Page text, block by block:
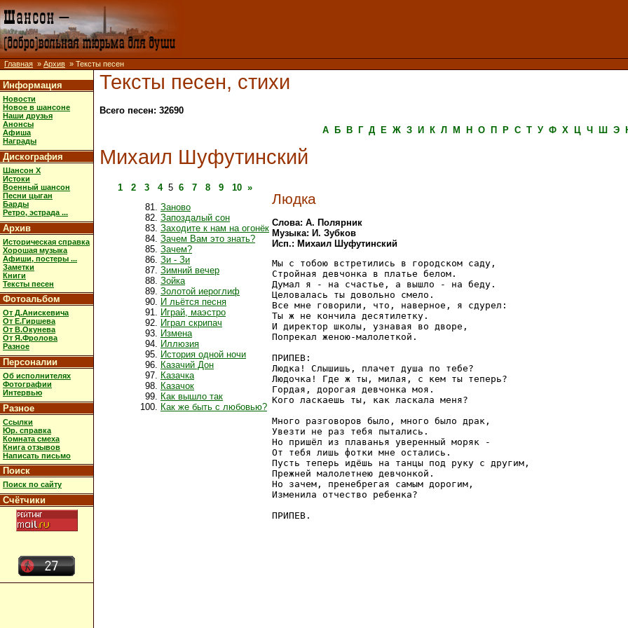
Главная » Архив » Тексты песен
Информация
Новости
Новое в шансоне
Наши друзья
Анонсы
Афиша
Награды
Дискография
Шансон X
Истоки
Военный шансон
Песни цыган
Барды
Ретро, эстрада ...
Архив
Историческая справка
Хорошая музыка
Афиши, постеры ...
Заметки
Книги
Тексты песен
Фотоальбом
От Д.Анискевича
От Е.Гиршева
От В.Окунева
От Я.Фролова
Разное
Персоналии
Об исполнителях
Фотографии
Интервью
Разное
Ссылки
Юр. справка
Комната смеха
Книга отзывов
Написать письмо
Поиск
Поиск по сайту
Счётчики
Тексты песен, стихи
Всего песен: 32690
А
Б В Г Д Е Ж З И К Л М Н О П Р С Т У Ф Х Ц Ч Ш Э
Михаил Шуфутинский
1 2 3 45 6 7 8 9 10 »
Заново
Запоздалый сон
Заходите к нам на огонёк
Зачем Вам это знать?
Зачем?
Зи - Зи
Зимний вечер
Зойка
Золотой иероглиф
И льётся песня
Играй, маэстро
Играл скрипач
Измена
Иллюзия
История одной ночи
Казачий Дон
Казачка
Казачок
Как вышло так
Как же быть с любовью?
Людка
Слова: А. Полярник
Музыка: И. Зубков
Исп.: Михаил Шуфутинский
Мы с тобою встретились в городском саду,
Стройная девчонка в платье белом.
Думал я - на счастье, а вышло - на беду.
Целовалась ты довольно смело.
Все мне говорили, что, наверное, я сдурел:
Ты ж не кончила десятилетку.
И директор школы, узнавая во дворе,
Попрекал женою-малолеткой.
ПРИПЕВ:
Людка! Слышишь, плачет душа по тебе?
Людочка! Где ж ты, милая, с кем ты теперь?
Гордая, дорогая девчонка моя.
Кого ласкаешь ты, как ласкала меня?
Много разговоров было, много было драк,
Увезти не раз тебя пытались.
Но пришёл из плаванья уверенный моряк -
От тебя лишь фотки мне остались.
Пусть теперь идёшь на танцы под руку с другим,
Прежней малолетнею девчонкой.
Но зачем, пренебрегая самым дорогим,
Изменила отчество ребенка?